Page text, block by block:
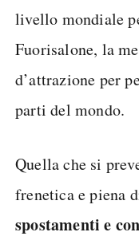
livello mondiale
Fuorisalone, la
d’attrazione per
parti del mondo.
Quella che si
frenetica e piena
spostamenti e